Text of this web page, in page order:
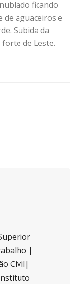
ficando
de aguaceiros e
Subida da
de Leste.
|
Civil|